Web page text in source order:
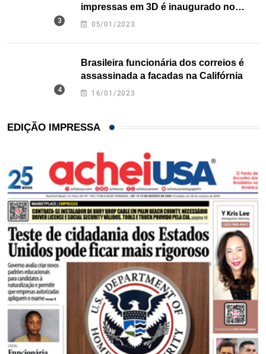
impressas em 3D é inaugurado no
Texas
05/01/2023
Brasileira funcionária dos correios é
assassinada a facadas na Califórnia
16/01/2023
EDIÇÃO IMPRESSA